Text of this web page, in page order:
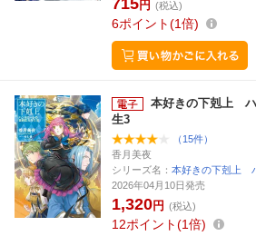
715円 (税込)
6ポイント 1倍
本好きの下剋上
生3
（15件）
香月美夜
シリーズ名： 本好きの下剋上
2026年04月10日発売
1,320円 (税込)
12ポイント 1倍